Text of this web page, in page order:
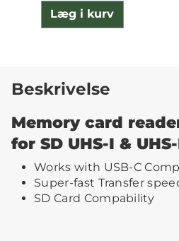
Læg i kurv
Beskrivelse
Memory card
for SD UHS-I &
Works with USB-C
Super-fast Transfer
SD Card Compability